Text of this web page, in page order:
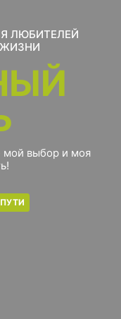
ЛЮБИТЕЛЕЙ
мой выбор и моя